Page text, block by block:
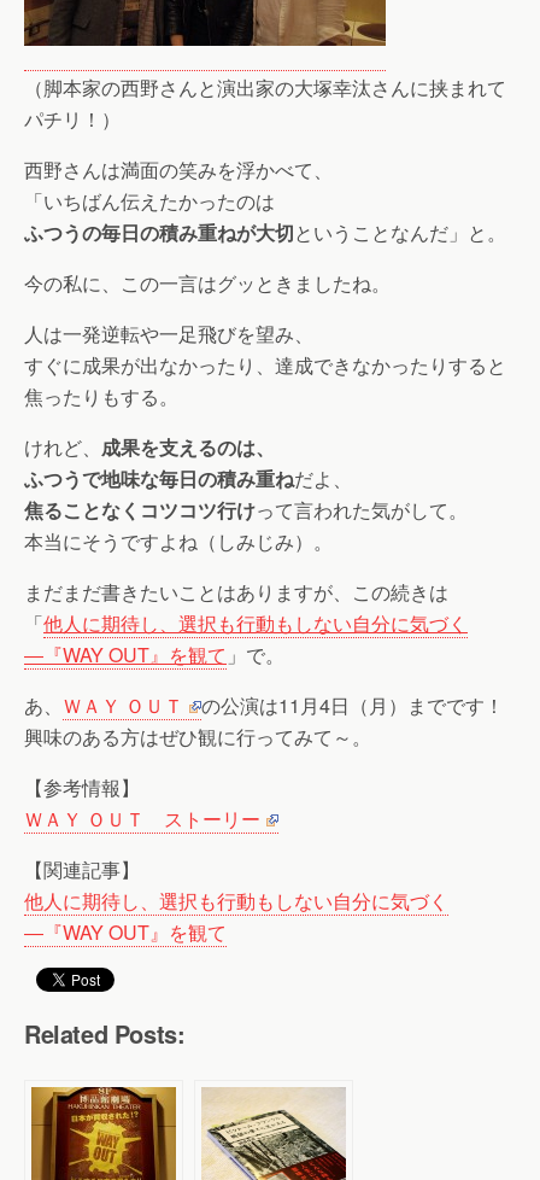
（脚本家の西野さんと演出家の大塚幸汰さんに挟まれて
パチリ！）
西野さんは満面の笑みを浮かべて、
「いちばん伝えたかったのは
ふつうの毎日の積み重ねが大切ということなんだ」と。
今の私に、この一言はグッときましたね。
人は一発逆転や一足飛びを望み、
すぐに成果が出なかったり、達成できなかったりすると
焦ったりもする。
けれど、 成果を支えるのは、
ふつうで地味な毎日の積み重ねだよ、
焦ることなくコツコツ行けって言われた気がして。
本当にそうですよね（しみじみ）。
まだまだ書きたいことはありますが、この続きは
「他人に期待し、選択も行動もしない自分に気づく
―『WAY OUT』を観て 」で。
あ、 ＷＡＹ ＯＵＴ
の公演は11月4日（月）までです！
興味のある方はぜひ観に行ってみて～。
【参考情報】
ＷＡＹ ＯＵＴ ストーリー
【関連記事】
他人に期待し、選択も行動もしない自分に気づく
―『WAY OUT』を観て
Related Posts: